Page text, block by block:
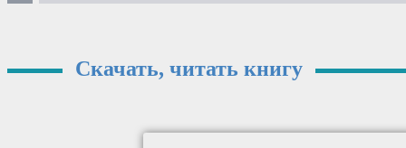
Скачать, читать книгу